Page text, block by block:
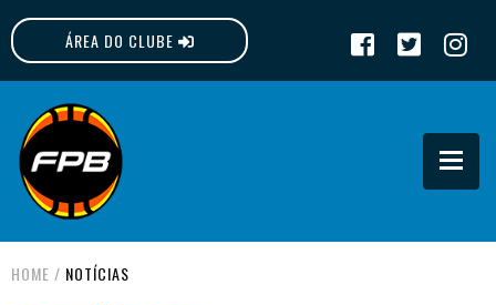
ÁREA DO CLUBE
FPB
HOME / NOTÍCIAS